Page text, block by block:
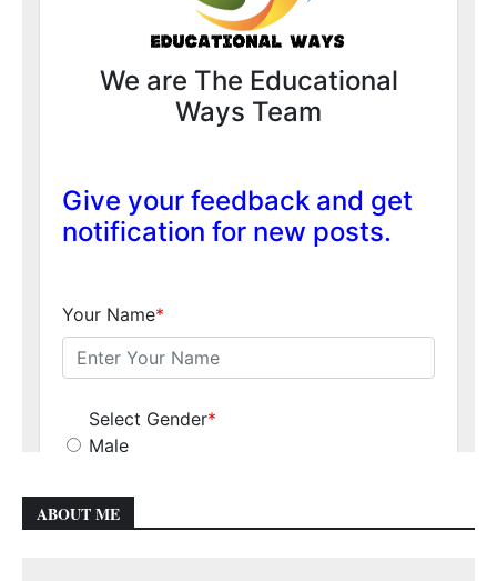
ABOUT ME